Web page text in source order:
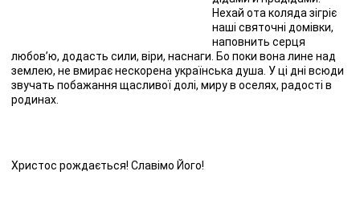
Нехай ота коляда зігріє
наші святочні домівки,
наповнить серця
любов’ю, додасть сили, віри, наснаги. Бо поки вона лине над
землею, не вмирає нескорена українська душа. У ці дні всюди
звучать побажання щасливої долі, миру в оселях, радості в
родинах.
Христос рождається! Славімо Його!